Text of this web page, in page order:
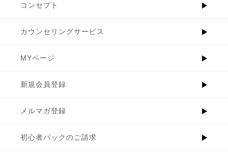
コンセプト
カウンセリングサービス
MYページ
新規会員登録
メルマガ登録
初心者パックのご請求